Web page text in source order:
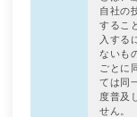
自社の
するこ
入する
ないも
ごとに
ては同
度普及
せん。